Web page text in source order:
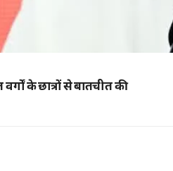
वर्गों के छात्रों से बातचीत की